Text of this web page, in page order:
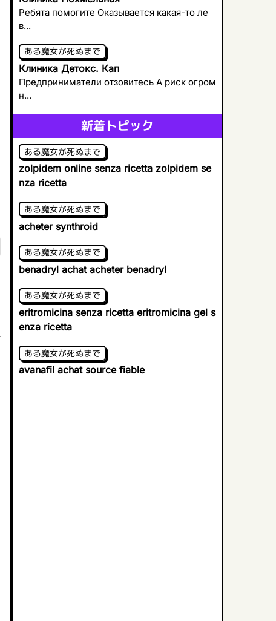
Ребята помогите Оказывается какая-то ле
в...
ある魔女が死ぬまで
Клиника Детокс. Кап
Предприниматели отзовитесь А риск огром
н...
新着トピック
ある魔女が死ぬまで
zolpidem online senza ricetta zolpidem se
nza ricetta
ある魔女が死ぬまで
acheter synthroid
ある魔女が死ぬまで
benadryl achat acheter benadryl
ある魔女が死ぬまで
eritromicina senza ricetta eritromicina gel s
enza ricetta
ある魔女が死ぬまで
avanafil achat source fiable